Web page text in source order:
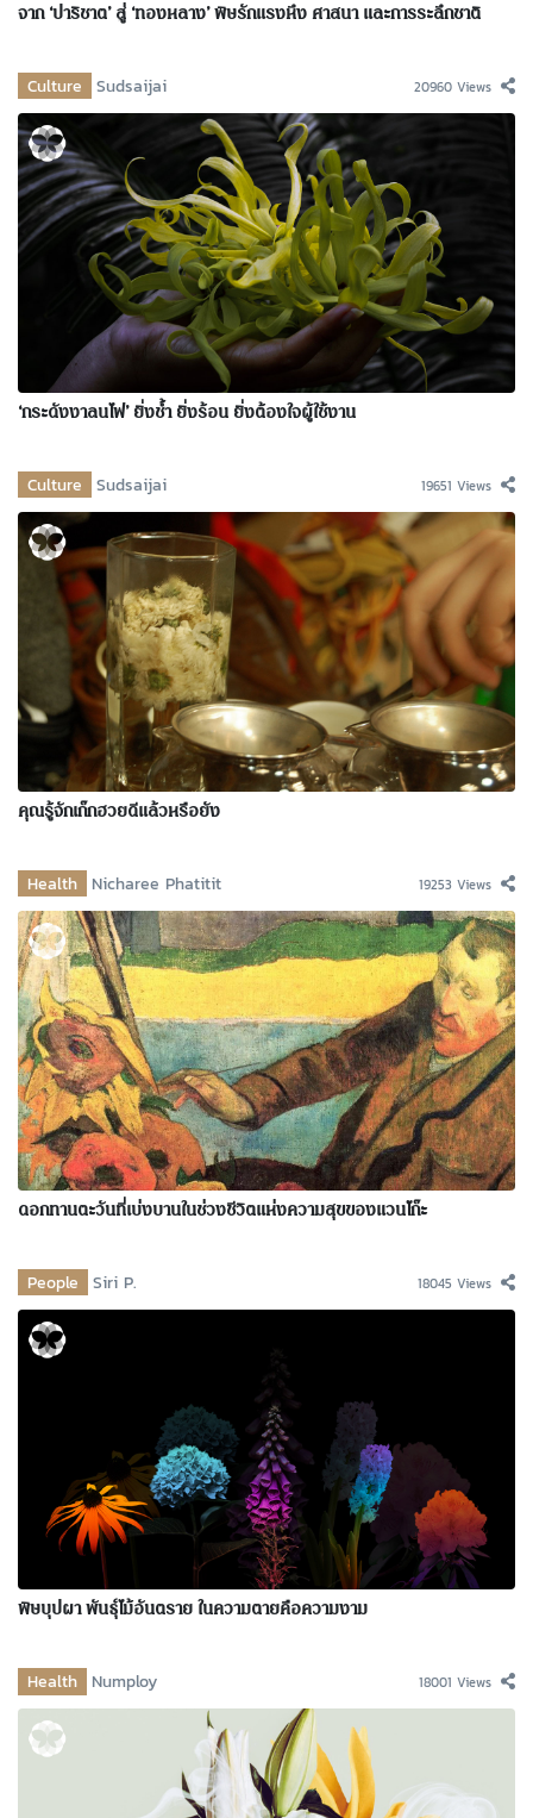
จาก ‘ปาริชาต’ สู่ ‘ทองหลาง’ พิษรักแรงหึง ศาสนา และการระลึกชาติ
Culture Sudsaijai 20960 Views
‘กระดังงาลนไฟ’ ยิ่งช้ำ ยิ่งร้อน ยิ่งต้องใจผู้ใช้งาน
Culture Sudsaijai 19651 Views
คุณรู้จักเก๊กฮวยดีแล้วหรือยัง
Health Nicharee Phatitit 19253 Views
ดอกทานตะวันที่เบ่งบานในช่วงชีวิตแห่งความสุขของแวนโก๊ะ
People Siri P. 18045 Views
พิษบุปผา พันธุ์ไม้อันตราย ในความตายคือความงาม
Health Numploy 18001 Views